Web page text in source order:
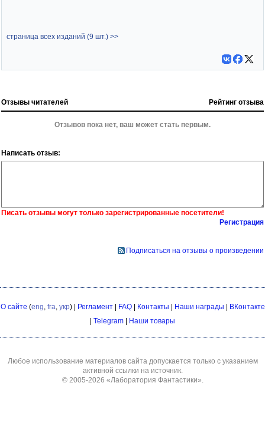
страница всех изданий (9 шт.) >>
Отзывы читателей Рейтинг отзыва
Отзывов пока нет, ваш может стать первым.
Написать отзыв:
Писать отзывы могут только зарегистрированные посетители!
Регистрация
Подписаться на отзывы о произведении
О сайте (eng fra укр) | Регламент| FAQ| Контакты | Наши награды | ВКонтакте
| Telegram | Наши товары
Любое использование материалов сайта допускается только с указанием
активной ссылки на источник.
© 2005-2026 «Лаборатория Фантастики»